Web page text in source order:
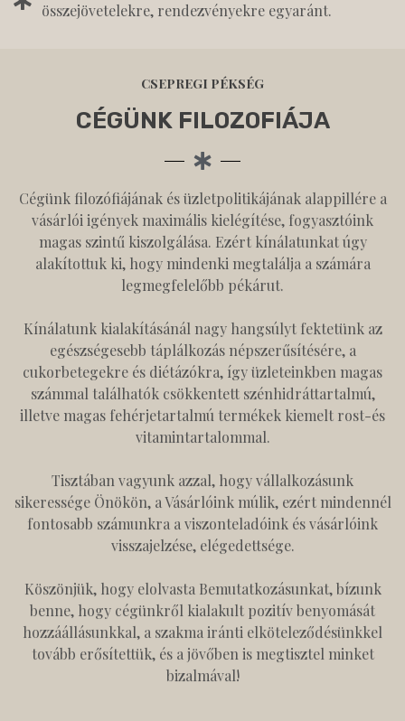
összejövetelekre, rendezvényekre egyaránt.
CSEPREGI PÉKSÉG
CÉGÜNK FILOZOFIÁJA
Cégünk filozófiájának és üzletpolitikájának alappillére a
vásárlói igények maximális kielégítése, fogyasztóink
magas szintű kiszolgálása. Ezért kínálatunkat úgy
alakítottuk ki, hogy mindenki megtalálja a számára
legmegfelelőbb pékárut.
Kínálatunk kialakításánál nagy hangsúlyt fektetünk az
egészségesebb táplálkozás népszerűsítésére, a
cukorbetegekre és diétázókra, így üzleteinkben magas
számmal találhatók csökkentett szénhidráttartalmú,
illetve magas fehérjetartalmú termékek kiemelt rost-és
vitamintartalommal.
Tisztában vagyunk azzal, hogy vállalkozásunk
sikeressége Önökön, a Vásárlóink múlik, ezért mindennél
fontosabb számunkra a viszonteladóink és vásárlóink
visszajelzése, elégedettsége.
Köszönjük, hogy elolvasta Bemutatkozásunkat, bízunk
benne, hogy cégünkről kialakult pozitív benyomását
hozzáállásunkkal, a szakma iránti elköteleződésünkkel
tovább erősítettük, és a jövőben is megtisztel minket
bizalmával!